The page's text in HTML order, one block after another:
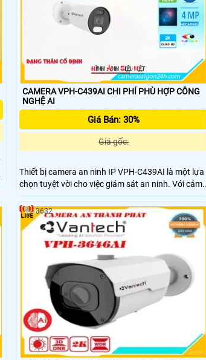
CAMERA VPH-C439AI CHI PHÍ PHÙ HỢP CÔNG
NGHỆ AI
Giá Bán: 30%
Giá gốc:
Thiết bị camera an ninh IP VPH-C439AI là một lựa
chọn tuyệt vời cho việc giám sát an ninh. Với cảm
biến hình ảnh CMOS sắc nét, camera này mang lại
hình ảnh chất lượng cao và màu sắc đẹp. Khả
năng xem ban đêm với công nghệ hồng ngoại 25m
giúp theo dõi dễ dàng trong môi trường thiếu sáng
3632